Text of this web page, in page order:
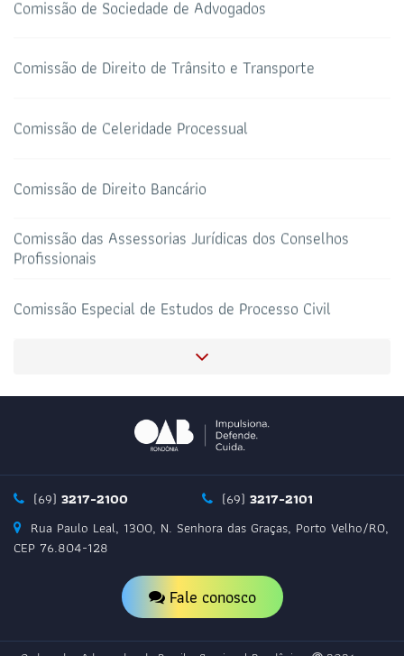
TELEFONE
E-MAIL TRIBUNAL DE ÉTICA CANAL PRERROGATIVAS
Comissão de Sociedade de Advogados
Comissão de Direito de Trânsito e Transporte
Comissão de Celeridade Processual
Comissão de Direito Bancário
Comissão das Assessorias Jurídicas dos Conselhos
Profissionais
Comissão Especial de Estudos de Processo Civil
Comissão da Igualdade Racial e Verdade da Escravidão
Comissão de Defesa do Mercado Privativo do Advogado
Comissão de Assuntos Penitenciários
Comissão de Gestão Participativa e Descentralização
(69) 3217-2100 (69) 3217-2101
Rua Paulo Leal, 1300, N. Senhora das Graças, Porto Velho/RO,
CEP 76.804-128
Fale conosco